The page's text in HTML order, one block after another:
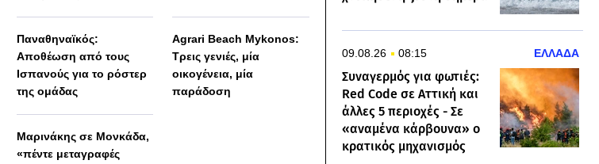
Παναθηναϊκός:
Αποθέωση από τους
Ισπανούς για το ρόστερ
της ομάδας
Μαρινάκης σε Μονκάδα,
«πέντε μεταγραφές
Agrari Beach Mykonos:
Τρεις γενιές, μία
οικογένεια, μία
παράδοση
09.08.26 08:15 ΕΛΛΑΔΑ
Συναγερμός για φωτιές:
Red Code σε Αττική και
άλλες 5 περιοχές - Σε
«αναμένα κάρβουνα» ο
κρατικός μηχανισμός